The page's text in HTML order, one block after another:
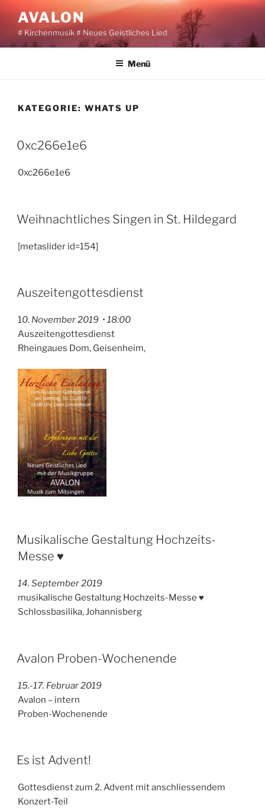
Zum
Inhalt
springen
AVALON
# Kirchenmusik # Neues Geistliches Lied
Menü
KATEGORIE: WHATS UP
0xc266e1e6
0xc266e1e6
Weihnachtliches Singen in St. Hildegard
[metaslider id=154]
Auszeitengottesdienst
10. November 2019 • 18:00
Auszeitengottesdienst
Rheingaues Dom, Geisenheim,
Musikalische Gestaltung Hochzeits-
Messe ♥
14. September 2019
musikalische Gestaltung Hochzeits-Messe ♥
Schlossbasilika, Johannisberg
Avalon Proben-Wochenende
15.-17. Februar 2019
Avalon – intern
Proben-Wochenende
Es ist Advent!
Gottesdienst zum 2. Advent mit anschliessendem
Konzert-Teil